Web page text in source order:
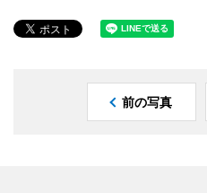
前の写真